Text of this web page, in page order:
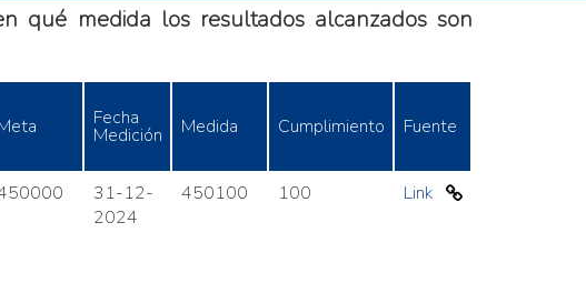
qué medida los resultados alcanzados son
Fecha
Medición Medida Cumplimiento Fuente
31-12-
2024
450100 100 Link